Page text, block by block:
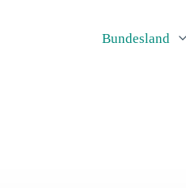
Bundesland